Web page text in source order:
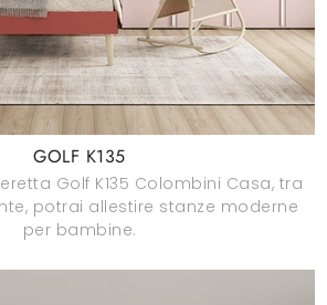
GOLF K135
Golf K135 Colombini Casa, tra
potrai allestire stanze moderne
per bambine.